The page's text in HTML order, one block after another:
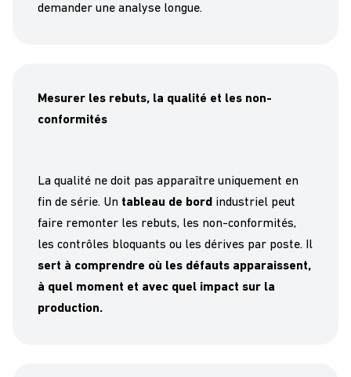
demander une analyse longue.
Mesurer les rebuts, la qualité et les non-
conformités
La qualité ne doit pas apparaître uniquement en
fin de série. Un tableau de bord industriel peut
faire remonter les rebuts, les non-conformités,
les contrôles bloquants ou les dérives par poste. Il
sert à comprendre où les défauts apparaissent,
à quel moment et avec quel impact sur la
production.